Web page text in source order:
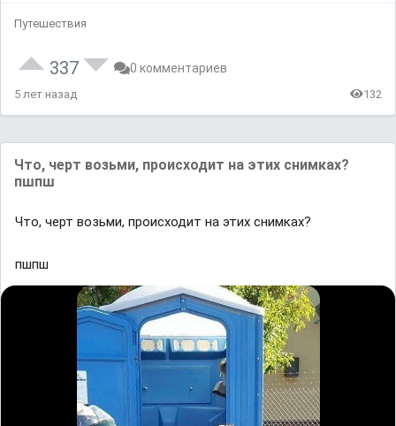
Путешествия
337 0 комментариев
5 лет назад 132
Что, черт возьми, происходит на этих снимках?
пшпш
Что, черт возьми, происходит на этих снимках?
пшпш